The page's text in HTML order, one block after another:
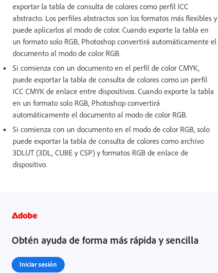
exportar la tabla de consulta de colores como perfil ICC
abstracto. Los perfiles abstractos son los formatos más flexibles y
puede aplicarlos al modo de color. Cuando exporte la tabla en
un formato solo RGB, Photoshop convertirá automáticamente el
documento al modo de color RGB.
Si comienza con un documento en el perfil de color CMYK,
puede exportar la tabla de consulta de colores como un perfil
ICC CMYK de enlace entre dispositivos. Cuando exporte la tabla
en un formato solo RGB, Photoshop convertirá
automáticamente el documento al modo de color RGB.
Si comienza con un documento en el modo de color RGB, solo
puede exportar la tabla de consulta de colores como archivo
3DLUT (3DL, CUBE y CSP) y formatos RGB de enlace de
dispositivo.
Obtén ayuda de forma más rápida y sencilla
Iniciar sesión